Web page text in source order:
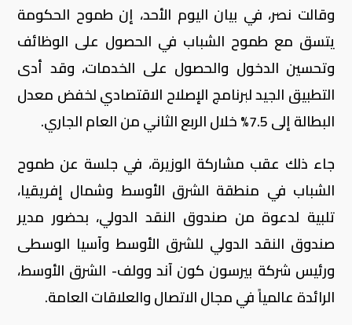
وقالت نصر، في بيان اليوم الأحد، إن طموح الحكومة
يتسق مع طموح الشباب في الحصول على الوظائف
وتحسين الدخول والحصول على الخدمات، وقد أدى
التطبيق الجيد لبرنامج الإصلاح الاقتصادي لخفض معدل
البطالة إلى 7.5% خلال الربع الثاني من العام الجاري
.
جاء ذلك عقب مشاركة الوزيرة، في جلسة عن طموح
الشباب في منطقة الشرق الأوسط وشمال إفريقيا،
تلبية لدعوة من صندوق النقد الدولي، بحضور مدير
صندوق النقد الدولي للشرق الأوسط وآسيا الوسطى
ورئيس شركة بيرسون كون آند وولف- الشرق الأوسط،
الرائدة عالمياً في مجال الاتصال والعلاقات العامة.